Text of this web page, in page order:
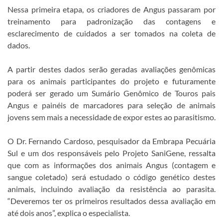
Nessa primeira etapa, os criadores de Angus passaram por
treinamento para padronização das contagens e
esclarecimento de cuidados a ser tomados na coleta de
dados.
A partir destes dados serão geradas avaliações genômicas
para os animais participantes do projeto e futuramente
poderá ser gerado um Sumário Genômico de Touros pais
Angus e painéis de marcadores para seleção de animais
jovens sem mais a necessidade de expor estes ao parasitismo.
O Dr. Fernando Cardoso, pesquisador da Embrapa Pecuária
Sul e um dos responsáveis pelo Projeto SaniGene, ressalta
que com as informações dos animais Angus (contagem e
sangue coletado) será estudado o código genético destes
animais, incluindo avaliação da resistência ao parasita.
“Deveremos ter os primeiros resultados dessa avaliação em
até dois anos”, explica o especialista.